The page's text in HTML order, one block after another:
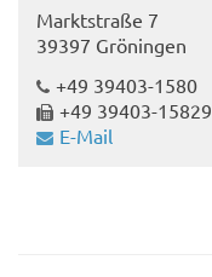
Marktstraße 7
39397 Gröningen
+49 39403-1580
+49 39403-
E-Mail